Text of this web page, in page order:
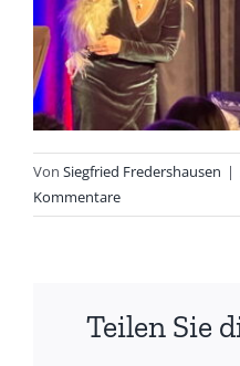
Von Siegfried Fredershausen |
Kommentare
Teilen Sie